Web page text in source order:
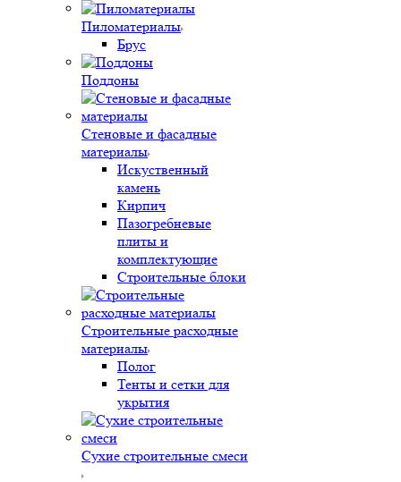
Пиломатериалы
Брус
Поддоны
Стеновые и фасадные
материалы
Искуственный
камень
Кирпич
Пазогребневые
плиты и
комплектующие
Строительные блоки
Строительные расходные
материалы
Полог
Тенты и сетки для
укрытия
Сухие строительные смеси